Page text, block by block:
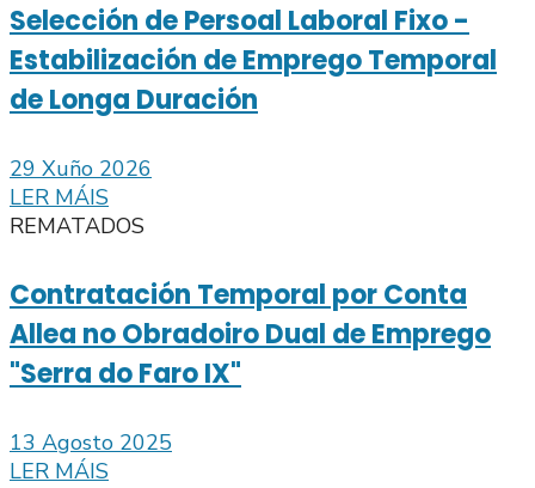
Selección de Persoal Laboral Fixo -
Estabilización de Emprego Temporal
de Longa Duración
29 Xuño 2026
LER MÁIS
REMATADOS
Contratación Temporal por Conta
Allea no Obradoiro Dual de Emprego
"Serra do Faro IX"
13 Agosto 2025
LER MÁIS